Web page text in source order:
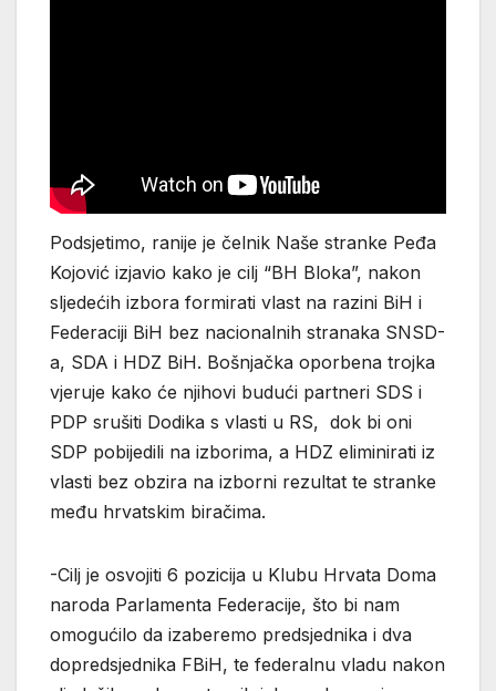
Podsjetimo, ranije je čelnik Naše stranke Peđa
Kojović izjavio kako je cilj “BH Bloka”, nakon
sljedećih izbora formirati vlast na razini BiH i
Federaciji BiH bez nacionalnih stranaka SNSD-
a, SDA i HDZ BiH. Bošnjačka oporbena trojka
vjeruje kako će njihovi budući partneri SDS i
PDP srušiti Dodika s vlasti u RS, dok bi oni
SDP pobijedili na izborima, a HDZ eliminirati iz
vlasti bez obzira na izborni rezultat te stranke
među hrvatskim biračima.
-Cilj je osvojiti 6 pozicija u Klubu Hrvata Doma
naroda Parlamenta Federacije, što bi nam
omogućilo da izaberemo predsjednika i dva
dopredsjednika FBiH, te federalnu vladu nakon